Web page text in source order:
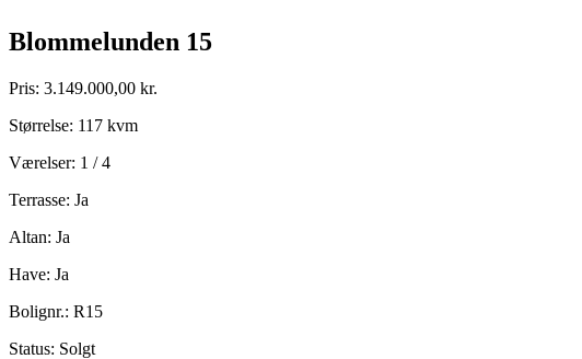
Blommelunden 15
Pris: 3.149.000,00 kr.
Størrelse: 117 kvm
Værelser: 1 / 4
Terrasse: Ja
Altan: Ja
Have: Ja
Bolignr.: R15
Status: Solgt